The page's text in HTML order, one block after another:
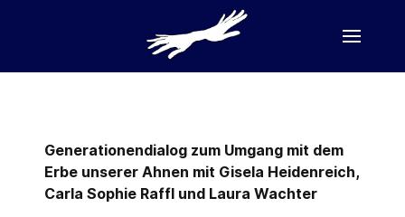
Generationendialog zum Umgang mit dem
Erbe unserer Ahnen mit Gisela Heidenreich,
Carla Sophie Raffl und Laura Wachter